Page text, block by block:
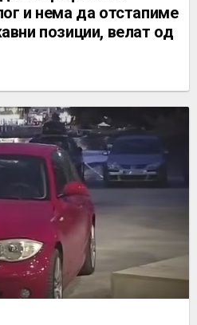
и нема да отстапиме
позиции, велат од